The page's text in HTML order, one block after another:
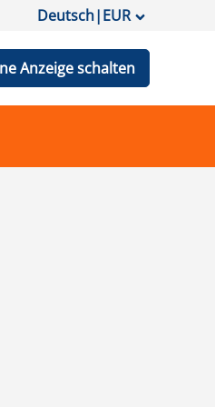
Deutsch|EUR
Anzeige schalten